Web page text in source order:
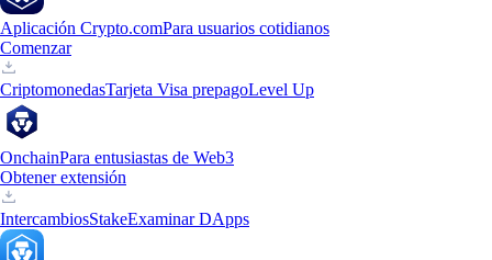
Aplicación Crypto.comPara usuarios cotidianos
Comenzar
CriptomonedasTarjeta Visa prepagoLevel Up
OnchainPara entusiastas de Web3
Obtener extensión
IntercambiosStakeExaminar DApps